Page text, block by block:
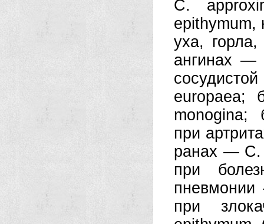
С.
epithymum,
уха,
ангинах —
europaea;
monogina;
при
ранах — С.
при
пневмонии
при